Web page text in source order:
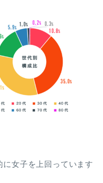
に女子を上回っています